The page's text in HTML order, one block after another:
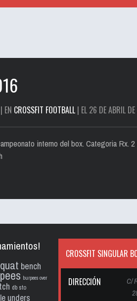
EN CROSSFIT FOOTBALL | EL 26 DE ABRIL
interno del box. Categoria Rx.
bench
burpees over
db sto
unders
CROSSFIT SINGULAR
DIRECCIÓN
C/